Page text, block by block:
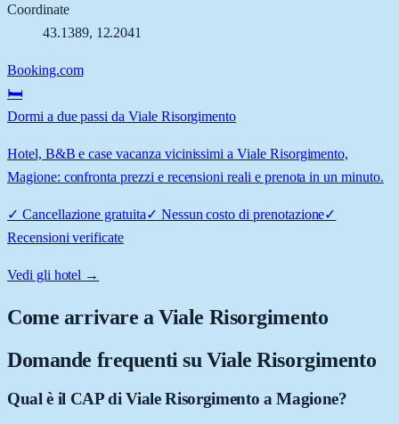
Coordinate
43.1389, 12.2041
Booking.com
🛏️
Dormi a due passi da Viale Risorgimento
Hotel, B&B e case vacanza vicinissimi a Viale Risorgimento,
Magione: confronta prezzi e recensioni reali e prenota in un minuto.
✓ Cancellazione gratuita✓ Nessun costo di prenotazione✓
Recensioni verificate
Vedi gli hotel →
Come arrivare aViale Risorgimento
Domande frequenti su Viale Risorgimento
Qual è il CAP di Viale Risorgimento a Magione?